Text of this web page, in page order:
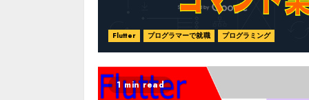
Flutter プログラマーで就職 プログラミング
1 min read